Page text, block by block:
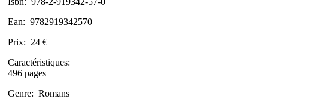
Ean: 9782919342570
Prix: 24 €
Caractéristiques:
496 pages
Genre: Romans